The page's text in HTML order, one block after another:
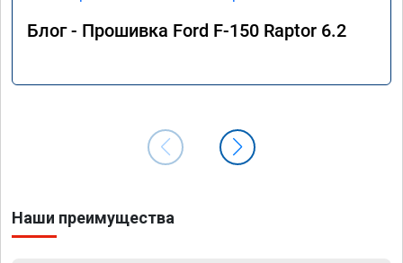
Блог - Прошивка Ford F-150 Raptor 6.2
Наши преимущества